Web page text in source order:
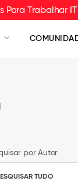
Para Trabalhar IT
por Autor
TUDO